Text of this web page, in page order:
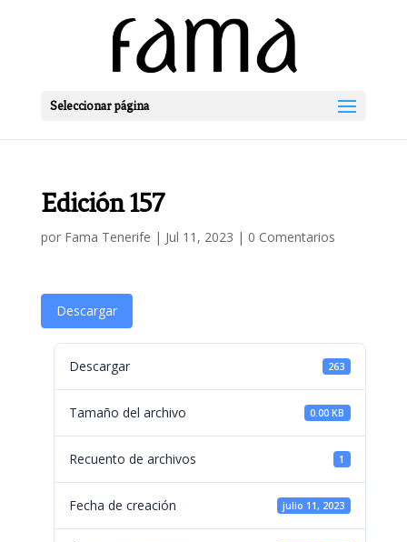
Seleccionar página
Edición 157
por Fama Tenerife | Jul 11, 2023 | 0 Comentarios
Descargar
Descargar 263
Tamaño del archivo 0.00 KB
Recuento de archivos 1
Fecha de creación julio 11, 2023